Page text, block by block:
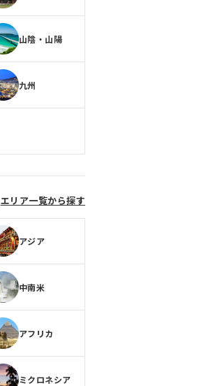
山陰・山陽
九州
エリア一覧から探す
アジア
中南米
アフリカ
ミクロネシア